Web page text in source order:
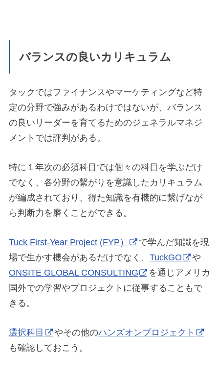
バランスの良いカリキュラム
タックではファイナンスやマーケティングなど特
定の分野で強みがあるわけではないが、バランス
の良いリーダーを育てるためのジェネラルマネジ
メントでは評判がある。
特に１年次の必須科目では個々の科目を学ぶだけ
でなく、各分野の繫がりを意識したカリキュラム
が編成されており、得た知識を有機的に繋げなが
ら判断力を磨くことができる。
Tuck First-Year Project (FYP）
で学んだ知識を現
場で生かす機会があるだけでなく、 TuckGO
や
ONSITE GLOBAL CONSULTING
を通じアメリカ
国外での学習やプロジェクトに従事することもで
きる。
選択科目 やその他のハンズオンプロジェクト
も確認しておこう。